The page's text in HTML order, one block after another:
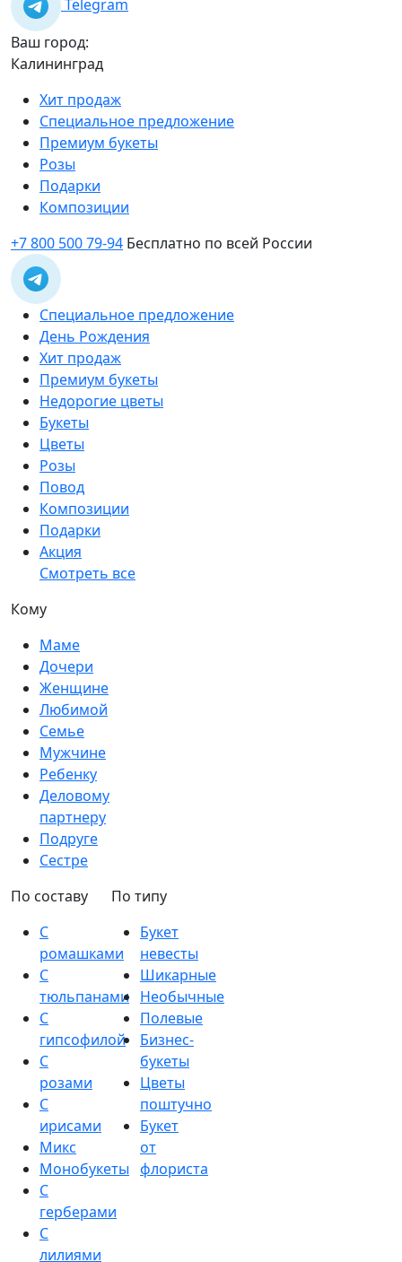
Telegram
Ваш город:
Калининград
Хит продаж
Специальное предложение
Премиум букеты
Розы
Подарки
Композиции
+7 800 500 79-94 Бесплатно по всей России
Специальное предложение
День Рождения
Хит продаж
Премиум букеты
Недорогие цветы
Букеты
Цветы
Розы
Повод
Композиции
Подарки
Акция
Смотреть все
Кому
Маме
Дочери
Женщине
Любимой
Семье
Мужчине
Ребенку
Деловому
партнеру
Подруге
Сестре
По составу
С
ромашками
С
тюльпанами
С
гипсофилой
С
розами
С
ирисами
Микс
Монобукеты
С
герберами
С
лилиями
По типу
Букет
невесты
Шикарные
Необычные
Полевые
Бизнес-
букеты
Цветы
поштучно
Букет
от
флориста